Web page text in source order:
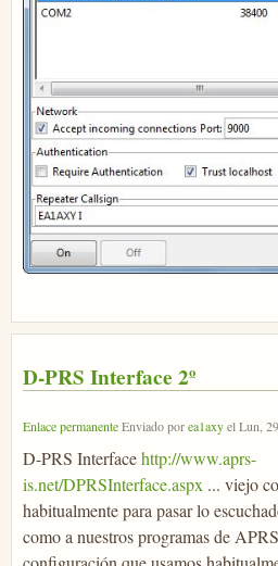
D-PRS Interface 2º
Enlace permanenteEnviado porea1axyelLun,
D-PRS Interfacehttp://www.aprs-
is.net/DPRSInterface.aspx ... viejo
habitualmente para pasar lo
como a nuestros programas de